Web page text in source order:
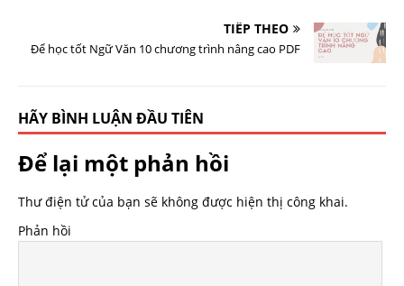
TIẾP THEO
Để học tốt Ngữ Văn 10 chương trình nâng cao PDF
HÃY BÌNH LUẬN ĐẦU TIÊN
Để lại một phản hồi
Thư điện tử của bạn sẽ không được hiện thị công khai.
Phản hồi